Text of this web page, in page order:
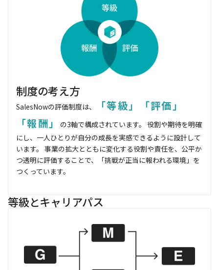
制度の考え方
SalesNowの評価制度は、
「等級」「評価」
「報酬」
の3軸で構成されています。
役割や期待を明確
にし、一人ひとりが自分の成長を実感できるように設計して
います。 事業の拡大とともに変化する役割や責任を、公平か
つ透明に評価することで、「挑戦が正当に報われる環境」を
つくっています。
等級とキャリアパス